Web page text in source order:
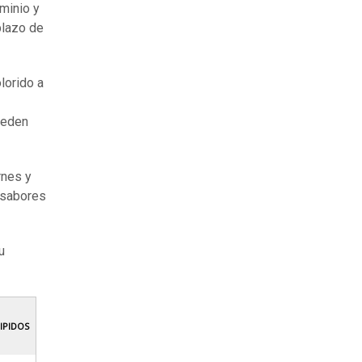
y
de
a
y